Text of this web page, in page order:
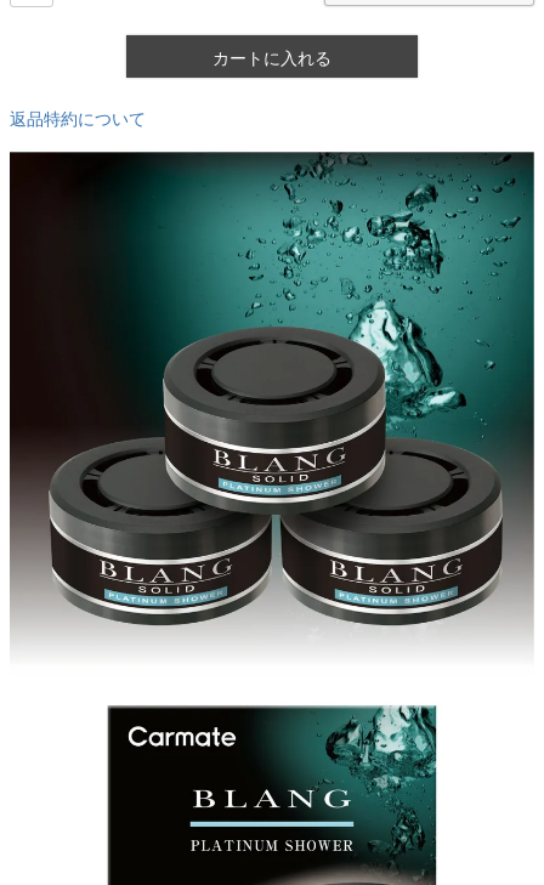
カートに入れる
返品特約について